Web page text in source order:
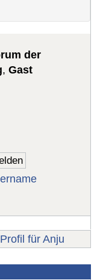
der
,Gast
Profil für Anju